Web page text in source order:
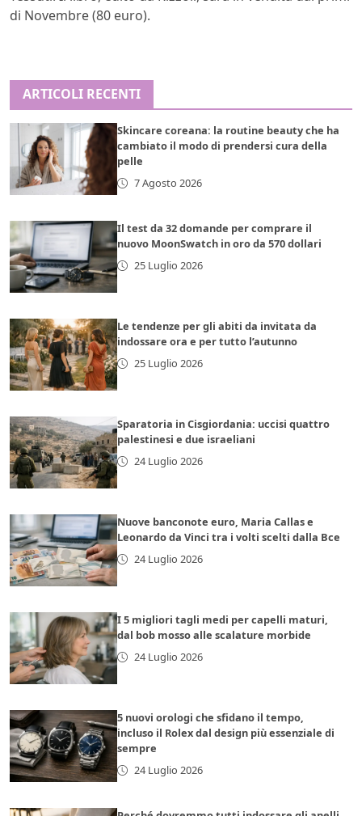
di Novembre (80 euro).
ARTICOLI RECENTI
Skincare coreana: la routine beauty che ha
cambiato il modo di prendersi cura della
pelle
7 Agosto 2026
Il test da 32 domande per comprare il
nuovo MoonSwatch in oro da 570 dollari
25 Luglio 2026
Le tendenze per gli abiti da invitata da
indossare ora e per tutto l’autunno
25 Luglio 2026
Sparatoria in Cisgiordania: uccisi quattro
palestinesi e due israeliani
24 Luglio 2026
Nuove banconote euro, Maria Callas e
Leonardo da Vinci tra i volti scelti dalla Bce
24 Luglio 2026
I 5 migliori tagli medi per capelli maturi,
dal bob mosso alle scalature morbide
24 Luglio 2026
5 nuovi orologi che sfidano il tempo,
incluso il Rolex dal design più essenziale di
sempre
24 Luglio 2026